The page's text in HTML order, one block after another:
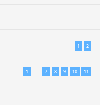
1 2
1 … 7 8 9 10 11